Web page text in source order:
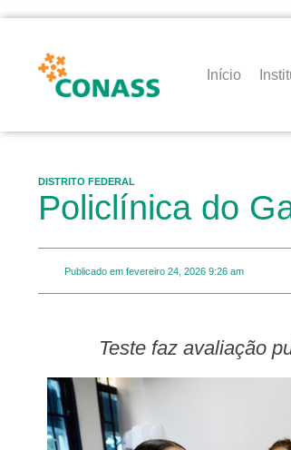
Início
DISTRITO FEDERAL
Policlínica do
Publicado em fevereiro 24, 2026 9:26 am
Teste faz avaliação